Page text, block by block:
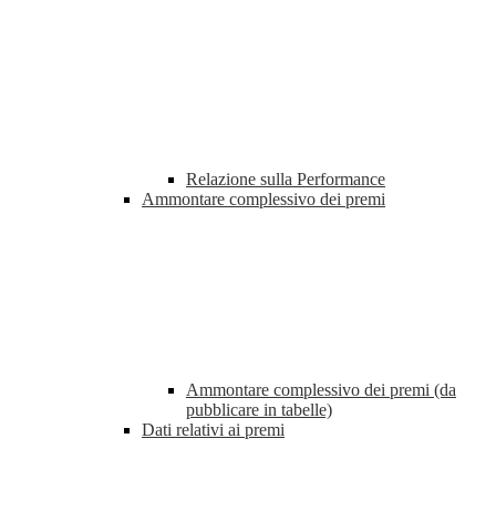
Relazione sulla Performance
Ammontare complessivo dei premi
Ammontare complessivo dei premi (da
pubblicare in tabelle)
Dati relativi ai premi